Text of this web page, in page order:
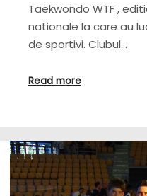
Taekwondo WTF ,
nationale la care au
de sportivi. Clubul…
Read more